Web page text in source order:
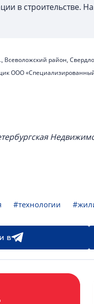
в строительстве.
Всеволожский район,
ООО
#технологии
в